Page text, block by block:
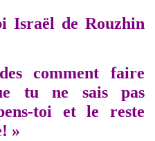
Israël de Rouzhin
comment faire
tu ne sais pas
toi et le reste
»